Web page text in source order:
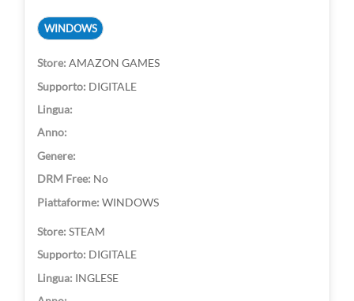
WINDOWS
AMAZON GAMES
DIGITALE
No
WINDOWS
STEAM
DIGITALE
INGLESE